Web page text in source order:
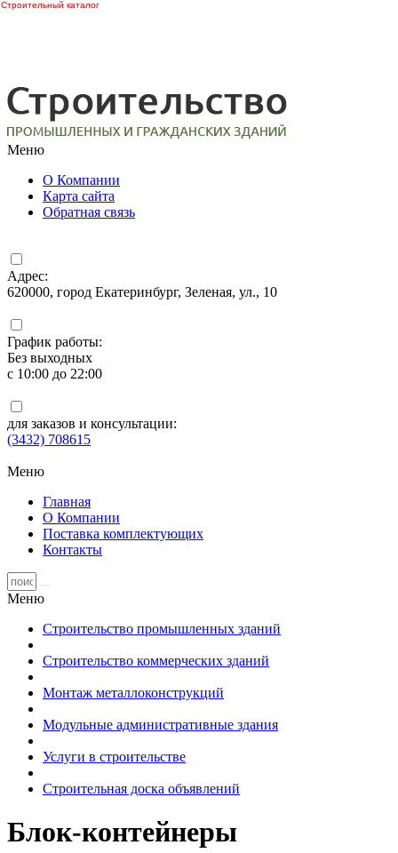
Меню
О Компании
Карта сайта
Обратная связь
Адрес:
620000, город Екатеринбург, Зеленая, ул., 10
График работы:
Без выходных
с 10:00 до 22:00
для заказов и консультации:
(3432) 708615
Меню
Главная
О Компании
Поставка комплектующих
Контакты
Меню
Строительство промышленных зданий
Строительство коммерческих зданий
Монтаж металлоконструкций
Модульные административные здания
Услуги в строительстве
Строительная доска объявлений
Блок-контейнеры
Строительный каталог